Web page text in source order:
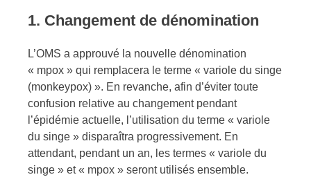
1. Changement de dénomination
L’OMS a approuvé la nouvelle dénomination
« mpox » qui remplacera le terme « variole du singe
(monkeypox) ». En revanche, afin d’éviter toute
confusion relative au changement pendant
l’épidémie actuelle, l’utilisation du terme « variole
du singe » disparaîtra progressivement. En
attendant, pendant un an, les termes « variole du
singe » et « mpox » seront utilisés ensemble.